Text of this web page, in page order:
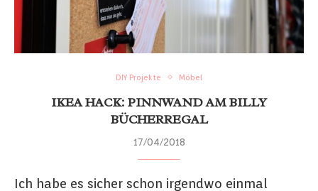
DIY Projekte Möbel
IKEA HACK: PINNWAND AM BILLY
BÜCHERREGAL
17/04/2018
Ich habe es sicher schon irgendwo einmal